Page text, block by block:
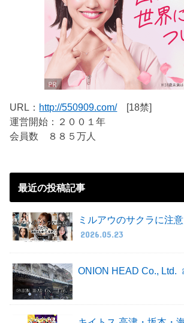
URL： http://550909.com/[18禁]
運営開始：２００１年
会員数 ８８５万人
最近の投稿記事
ミルアウのサクラに注意
2026.05.23
ONION HEAD Co., Ltd.